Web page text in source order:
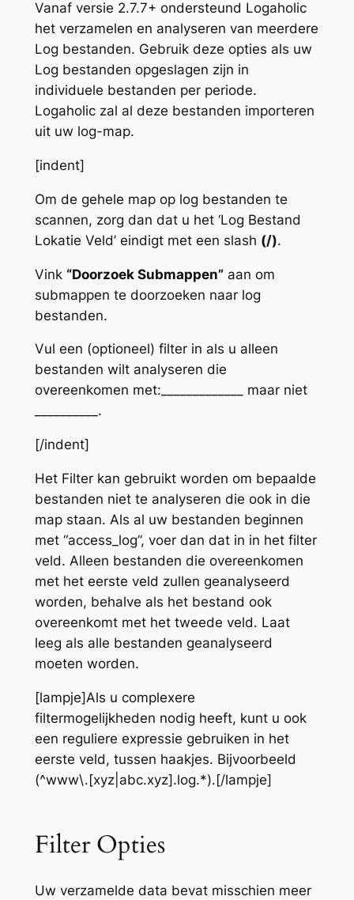
Vanaf versie 2.7.7+ ondersteund Logaholic
het verzamelen en analyseren van meerdere
Log bestanden. Gebruik deze opties als uw
Log bestanden opgeslagen zijn in
individuele bestanden per periode.
Logaholic zal al deze bestanden importeren
uit uw log-map.
[indent]
Om de gehele map op log bestanden te
scannen, zorg dan dat u het ‘Log Bestand
Lokatie Veld’ eindigt met een slash (/).
Vink “Doorzoek Submappen”aan om
submappen te doorzoeken naar log
bestanden.
Vul een (optioneel) filter in als u alleen
bestanden wilt analyseren die
overeenkomen met:_____________ maar niet
__________.
[/indent]
Het Filter kan gebruikt worden om bepaalde
bestanden niet te analyseren die ook in die
map staan. Als al uw bestanden beginnen
met “access_log”, voer dan dat in in het filter
veld. Alleen bestanden die overeenkomen
met het eerste veld zullen geanalyseerd
worden, behalve als het bestand ook
overeenkomt met het tweede veld. Laat
leeg als alle bestanden geanalyseerd
moeten worden.
[lampje]Als u complexere
filtermogelijkheden nodig heeft, kunt u ook
een reguliere expressie gebruiken in het
eerste veld, tussen haakjes. Bijvoorbeeld
(^www\.[xyz|abc.xyz].log.*).[/lampje]
Filter Opties
Uw verzamelde data bevat misschien meer